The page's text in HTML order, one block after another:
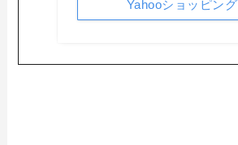
Yahooショッピング